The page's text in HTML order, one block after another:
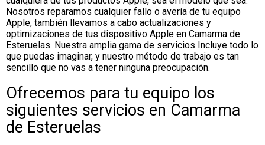
Nosotros reparamos cualquier fallo o avería de tu equipo
Apple, también llevamos a cabo actualizaciones y
optimizaciones de tus dispositivo Apple en Camarma de
Esteruelas. Nuestra amplia gama de servicios Incluye todo lo
que puedas imaginar, y nuestro método de trabajo es tan
sencillo que no vas a tener ninguna preocupación.
Ofrecemos para tu equipo los
siguientes servicios en Camarma
de Esteruelas